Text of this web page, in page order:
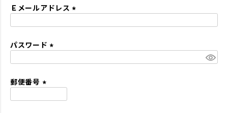
須
Ｅメールアドレス
パスワード
郵便番号